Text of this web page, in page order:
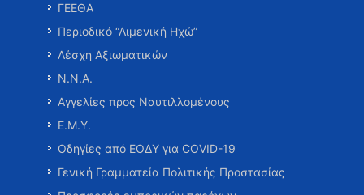
ΓΕΕΘΑ
Περιοδικό “Λιμενική Ηχώ”
Λέσχη Αξιωματικών
Ν.Ν.Α.
Αγγελίες προς Ναυτιλλομένους
Ε.Μ.Υ.
Οδηγίες από ΕΟΔΥ για COVID-19
Γενική Γραμματεία Πολιτικής Προστασίας